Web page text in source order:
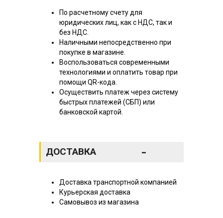
По расчетному счету для
юридических лиц, как с НДС, так и
без НДС.
Наличными непосредственно при
покупке в магазине.
Воспользоваться современными
технологиями и оплатить товар при
помощи QR-кода.
Осуществить платеж через систему
быстрых платежей (СБП) или
банковской картой.
ДОСТАВКА -
Доставка транспортной компанией
Курьерская доставка
Самовывоз из магазина